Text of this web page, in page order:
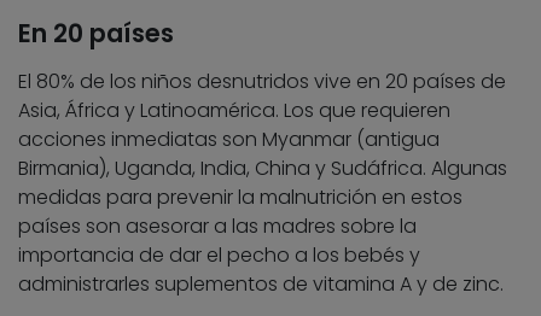
En 20 países
El 80% de los niños desnutridos vive en 20 países de
Asia, África y Latinoamérica. Los que requieren
acciones inmediatas son Myanmar (antigua
Birmania), Uganda, India, China y Sudáfrica. Algunas
medidas para prevenir la malnutrición en estos
países son asesorar a las madres sobre la
importancia de dar el pecho a los bebés y
administrarles suplementos de vitamina A y de zinc.